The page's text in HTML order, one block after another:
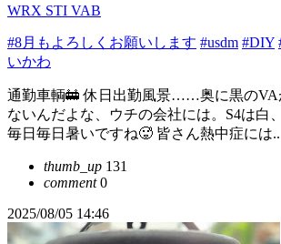
WRX STI VAB
#8月もよろしくお願いします #usdm #DIY
いかわ
通勤車輌🚋 休日出勤風景……奥に黒のVA
ないんだよな、ウチの会社には。S4は白
毎日毎日暑いですね🥵 皆さん熱中症には
thumb_up 131
comment0
2025/08/05 14:46